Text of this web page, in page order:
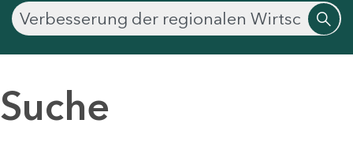
Suche